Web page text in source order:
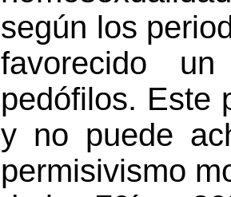
según los
favorecido
pedófilos. Este
y no puede
permisivismo